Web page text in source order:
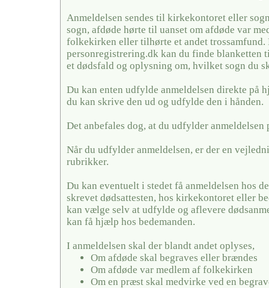
Anmeldelsen sendes til kirkekontoret eller
sogn, afdøde hørte til uanset om afdøde var
folkekirken eller tilhørte et andet trossamfund.
personregistrering.dk kan du finde blanketten
et dødsfald og oplysning om, hvilket sogn du
Du kan enten udfylde anmeldelsen direkte på
du kan skrive den ud og udfylde den i hånden.
Det anbefales dog, at du udfylder anmeldelsen
Når du udfylder anmeldelsen, er der en
rubrikker.
Du kan eventuelt i stedet få anmeldelsen hos
skrevet dødsattesten, hos kirkekontoret eller
kan vælge selv at udfylde og aflevere
kan få hjælp hos bedemanden.
I anmeldelsen skal der blandt andet oplyses,
Om afdøde skal begraves eller brændes
Om afdøde var medlem af folkekirken
Om en præst skal medvirke ved en